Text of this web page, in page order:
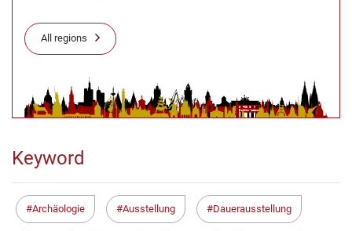
All regions
Keyword
Archäologie Ausstellung Dauerausstellung